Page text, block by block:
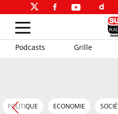
Podcasts Grille
POLITIQUE ECONOMIE